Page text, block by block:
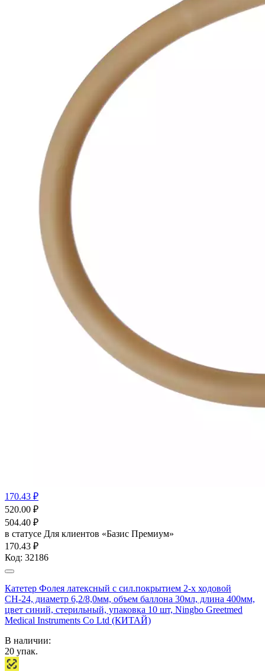
170.43 ₽
520.00 ₽
504.40 ₽
в статусе Для клиентов «Базис Премиум»
170.43 ₽
Код: 32186
Катетер Фолея латексный с сил.покрытием 2-х ходовой
СН-24, диаметр 6,2/8,0мм, объем баллона 30мл, длина 400мм,
цвет синий, стерильный, упаковка 10 шт, Ningbo Greetmed
Medical Instruments Co Ltd (КИТАЙ)
В наличии:
20 упак.